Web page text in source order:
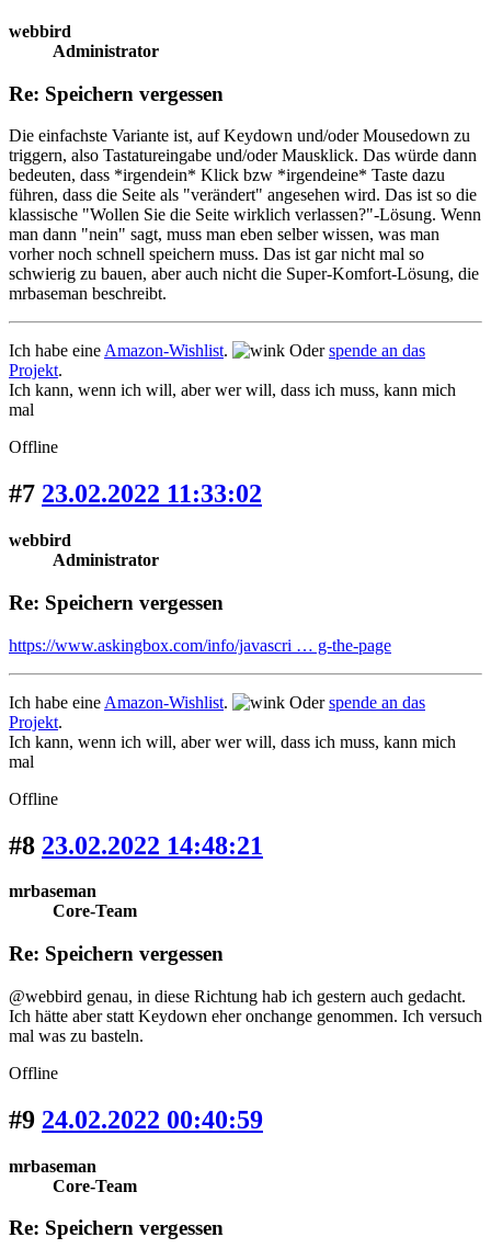
webbird
Administrator
Re: Speichern vergessen
Die einfachste Variante ist, auf Keydown und/oder Mousedown zu
triggern, also Tastatureingabe und/oder Mausklick. Das würde dann
bedeuten, dass *irgendein* Klick bzw *irgendeine* Taste dazu
führen, dass die Seite als "verändert" angesehen wird. Das ist so die
klassische "Wollen Sie die Seite wirklich verlassen?"-Lösung. Wenn
man dann "nein" sagt, muss man eben selber wissen, was man
vorher noch schnell speichern muss. Das ist gar nicht mal so
schwierig zu bauen, aber auch nicht die Super-Komfort-Lösung, die
mrbaseman beschreibt.
Ich habe eine Amazon-Wishlist. Oderspende an das
Projekt.
Ich kann, wenn ich will, aber wer will, dass ich muss, kann mich
mal
Offline
#7 23.02.2022 11:33:02
webbird
Administrator
Re: Speichern vergessen
https://www.askingbox.com/info/javascri … g-the-page
Ich habe eine Amazon-Wishlist. Oderspende an das
Projekt.
Ich kann, wenn ich will, aber wer will, dass ich muss, kann mich
mal
Offline
#8 23.02.2022 14:48:21
mrbaseman
Core-Team
Re: Speichern vergessen
@webbird genau, in diese Richtung hab ich gestern auch gedacht.
Ich hätte aber statt Keydown eher onchange genommen. Ich versuch
mal was zu basteln.
Offline
#9 24.02.2022 00:40:59
mrbaseman
Core-Team
Re: Speichern vergessen